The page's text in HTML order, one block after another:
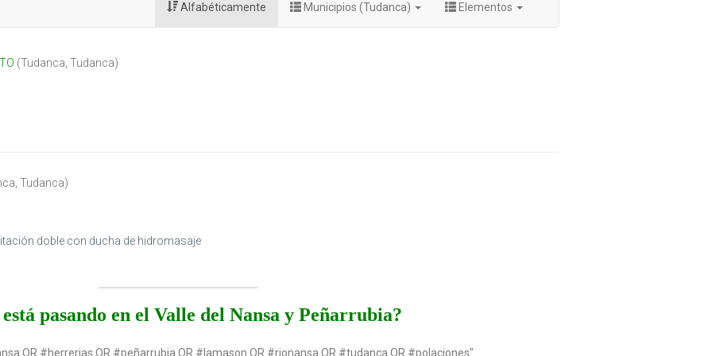
Alfabéticamente Municipios (Tudanca) Elementos
(Tudanca Tudanca)
Tudanca)
doble con ducha de hidromasaje
pasando en el Valle del Nansa y Peñarrubia?
OR #herrerias OR #peñarrubia OR #lamason OR #rionansa OR #tudanca OR #polaciones"